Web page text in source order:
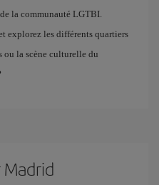
la communauté LGTBI.
explorez les différents quartiers
ou la scène culturelle du